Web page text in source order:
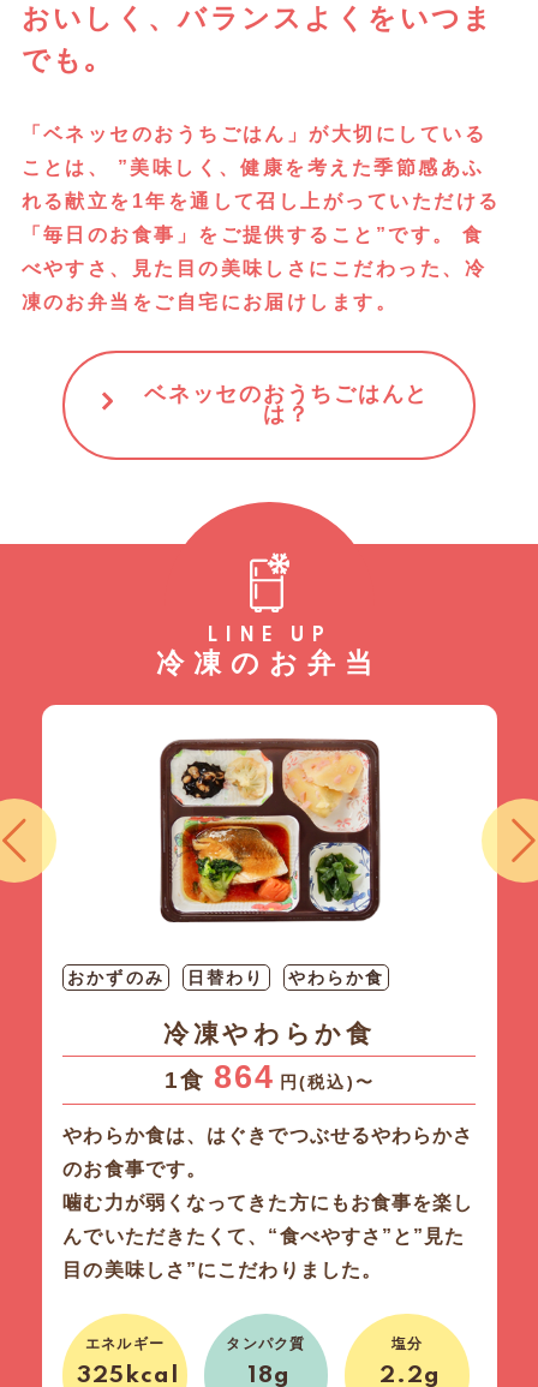
おいしく、バランスよくをいつま
でも｡
「ベネッセのおうちごはん」が大切にしている
ことは、
”美味しく、健康を考えた季節感あふ
れる献立を1年を通して召し上がっていただける
「毎日のお食事」をご提供すること”です。 食
べやすさ、見た目の美味しさにこだわった、冷
凍のお弁当をご自宅にお届けします。
ベネッセのおうちごはんと
は？
LINE UP
冷凍のお弁当
おかずのみ 日替わり 普通食
バランス健康食
1食 590 円(税込)〜
たんぱく質・脂質・炭水化物の3大栄養素の
バランスを保ちビタミン・ミネラル・食物繊
維も摂取できる栄養バランスがとれたヘルシ
ーなお食事です。
健康に気を付けている方に特にオススメした
エネルギー タンパク質